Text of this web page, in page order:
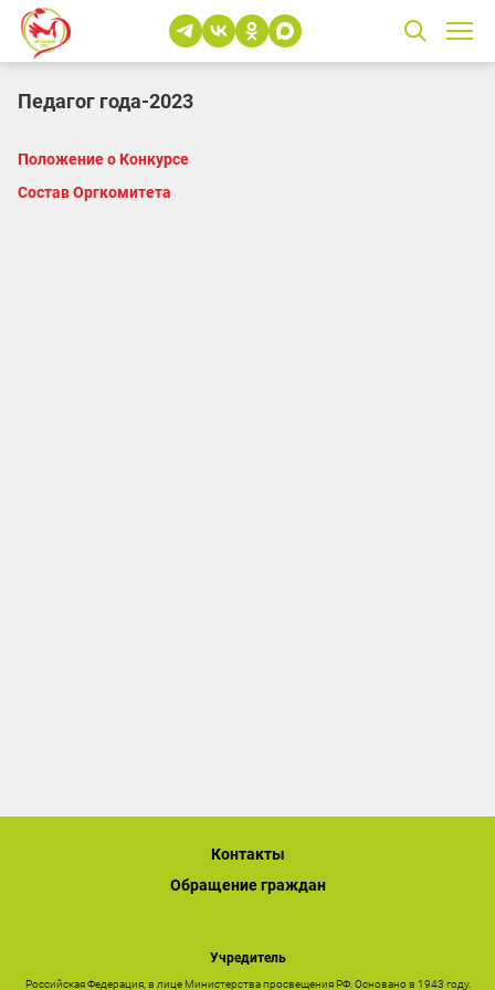
Педагог года-2023
Положение о Конкурсе
Состав Оргкомитета
Контакты
Обращение граждан
Учредитель
Российская Федерация, в лице Министерства просвещения РФ. Основано в 1943 году.